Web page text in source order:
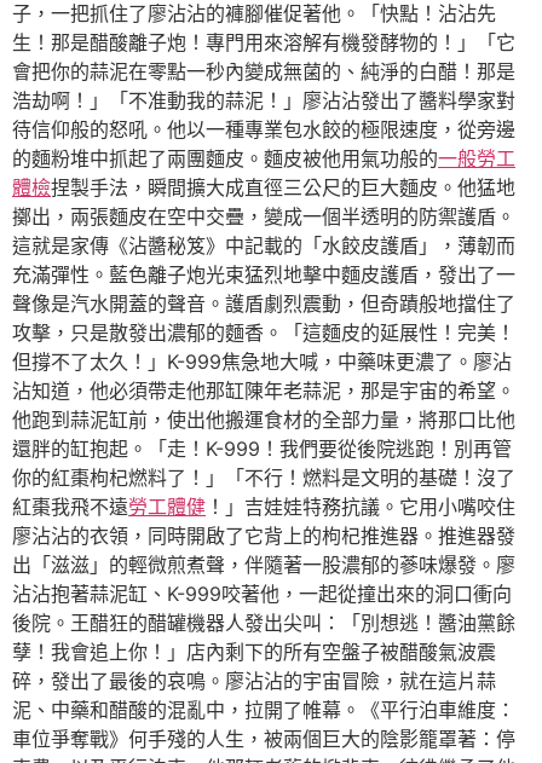
子，一把抓住了廖沾沾的褲腳催促著他。「快點！沾沾先
生！那是醋酸離子炮！專門用來溶解有機發酵物的！」「它
會把你的蒜泥在零點一秒內變成無菌的、純淨的白醋！那是
浩劫啊！」「不准動我的蒜泥！」廖沾沾發出了醬料學家對
待信仰般的怒吼。他以一種專業包水餃的極限速度，從旁邊
的麵粉堆中抓起了兩團麵皮。麵皮被他用氣功般的一般勞工
體檢捏製手法，瞬間擴大成直徑三公尺的巨大麵皮。他猛地
擲出，兩張麵皮在空中交疊，變成一個半透明的防禦護盾。
這就是家傳《沾醬秘笈》中記載的「水餃皮護盾」，薄韌而
充滿彈性。藍色離子炮光束猛烈地擊中麵皮護盾，發出了一
聲像是汽水開蓋的聲音。護盾劇烈震動，但奇蹟般地擋住了
攻擊，只是散發出濃郁的麵香。「這麵皮的延展性！完美！
但撐不了太久！」K-999焦急地大喊，中藥味更濃了。廖沾
沾知道，他必須帶走他那缸陳年老蒜泥，那是宇宙的希望。
他跑到蒜泥缸前，使出他搬運食材的全部力量，將那口比他
還胖的缸抱起。「走！K-999！我們要從後院逃跑！別再管
你的紅棗枸杞燃料了！」「不行！燃料是文明的基礎！沒了
紅棗我飛不遠勞工體健 ！」吉娃娃特務抗議。它用小嘴咬住
廖沾沾的衣領，同時開啟了它背上的枸杞推進器。推進器發
出「滋滋」的輕微煎煮聲，伴隨著一股濃郁的蔘味爆發。廖
沾沾抱著蒜泥缸、K-999咬著他，一起從撞出來的洞口衝向
後院。王醋狂的醋罐機器人發出尖叫：「別想逃！醬油黨餘
孽！我會追上你！」店內剩下的所有空盤子被醋酸氣波震
碎，發出了最後的哀鳴。廖沾沾的宇宙冒險，就在這片蒜
泥、中藥和醋酸的混亂中，拉開了帷幕。《平行泊車維度：
車位爭奪戰》何手殘的人生，被兩個巨大的陰影籠罩著：停